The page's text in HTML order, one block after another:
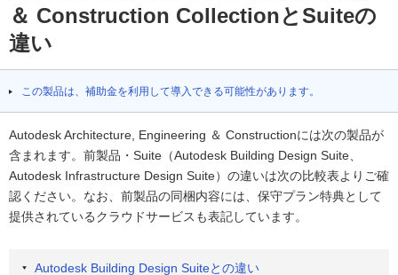
＆ Construction CollectionとSuiteの
違い
この製品は、補助金を利用して導入できる可能性があります。
Autodesk Architecture, Engineering ＆ Constructionには次の製品が
含まれます。前製品・Suite（Autodesk Building Design Suite、
Autodesk Infrastructure Design Suite）の違いは次の比較表よりご確
認ください。なお、前製品の同梱内容には、保守プラン特典として
提供されているクラウドサービスも表記しています。
Autodesk Building Design Suiteとの違い